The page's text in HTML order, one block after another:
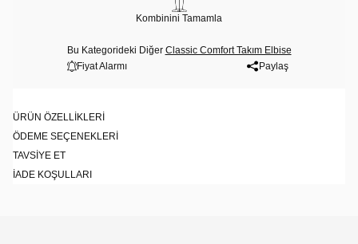
Kombinini Tamamla
Bu Kategorideki Diğer Classic Comfort Takım Elbise
Fiyat Alarmı
Paylaş
ÜRÜN ÖZELLIKLERI
ÖDEME SEÇENEKLERI
TAVSIYE ET
İADE KOŞULLARI